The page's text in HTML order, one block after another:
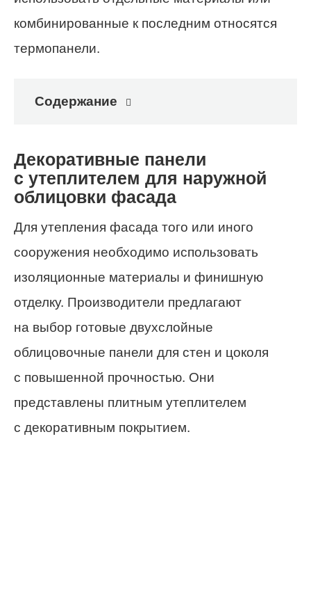
комбинированные к последним относятся
термопанели.
Содержание
Декоративные панели
с утеплителем для наружной
облицовки фасада
Для утепления фасада того или иного
сооружения необходимо использовать
изоляционные материалы и финишную
отделку. Производители предлагают
на выбор готовые двухслойные
облицовочные панели для стен и цоколя
с повышенной прочностью. Они
представлены плитным утеплителем
с декоративным покрытием.